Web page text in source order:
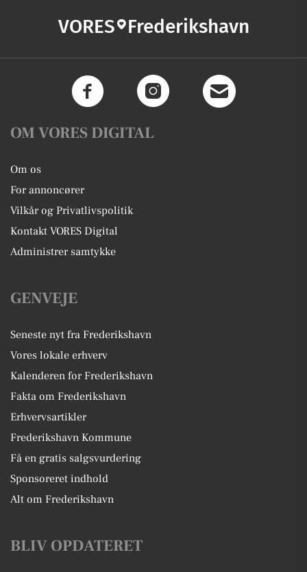
VORES Frederikshavn
OM VORES DIGITAL
Om os
For annoncører
Vilkår og Privatlivspolitik
Kontakt VORES Digital
Administrer samtykke
GENVEJE
Seneste nyt fra Frederikshavn
Vores lokale erhverv
Kalenderen for Frederikshavn
Fakta om Frederikshavn
Erhvervsartikler
Frederikshavn Kommune
Få en gratis salgsvurdering
Sponsoreret indhold
Alt om Frederikshavn
BLIV OPDATERET